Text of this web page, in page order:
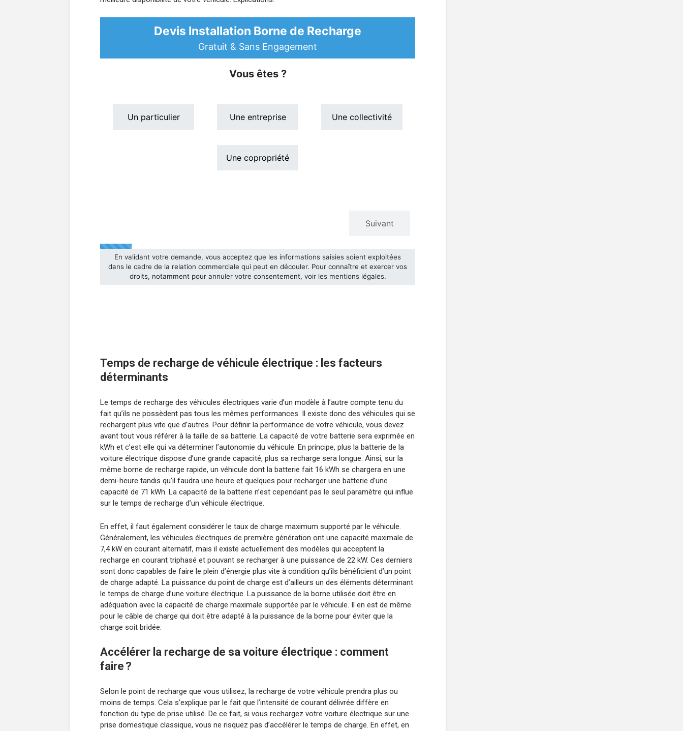
Temps de recharge de véhicule électrique : les facteurs
déterminants
Le temps de recharge des véhicules électriques varie d’un modèle à l’autre compte tenu du
fait qu’ils ne possèdent pas tous les mêmes performances. Il existe donc des véhicules qui se
rechargent plus vite que d’autres. Pour définir la performance de votre véhicule, vous devez
avant tout vous référer à la taille de sa batterie. La capacité de votre batterie sera exprimée en
kWh et c’est elle qui va déterminer l’autonomie du véhicule. En principe, plus la batterie de la
voiture électrique dispose d’une grande capacité, plus sa recharge sera longue. Ainsi, sur la
même borne de recharge rapide, un véhicule dont la batterie fait 16 kWh se chargera en une
demi-heure tandis qu’il faudra une heure et quelques pour recharger une batterie d’une
capacité de 71 kWh. La capacité de la batterie n’est cependant pas le seul paramètre qui influe
sur le temps de recharge d’un véhicule électrique.
En effet, il faut également considérer le taux de charge maximum supporté par le véhicule.
Généralement, les véhicules électriques de première génération ont une capacité maximale de
7,4 kW en courant alternatif, mais il existe actuellement des modèles qui acceptent la
recharge en courant triphasé et pouvant se recharger à une puissance de 22 kW. Ces derniers
sont donc capables de faire le plein d’énergie plus vite à condition qu’ils bénéficient d’un point
de charge adapté. La puissance du point de charge est d’ailleurs un des éléments déterminant
le temps de charge d’une voiture électrique. La puissance de la borne utilisée doit être en
adéquation avec la capacité de charge maximale supportée par le véhicule. Il en est de même
pour le câble de charge qui doit être adapté à la puissance de la borne pour éviter que la
charge soit bridée.
Accélérer la recharge de sa voiture électrique : comment
faire ?
Selon le point de recharge que vous utilisez, la recharge de votre véhicule prendra plus ou
moins de temps. Cela s’explique par le fait que l’intensité de courant délivrée diffère en
fonction du type de prise utilisé. De ce fait, si vous rechargez votre voiture électrique sur une
prise domestique classique, vous ne risquez pas d’accélérer le temps de charge. En effet, en